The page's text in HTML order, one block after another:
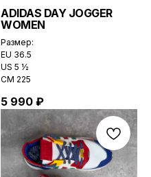
ADIDAS DAY JOGGER
WOMEN
Размер:
EU 36.5
US 5 ½
CМ 225
5 990 ₽